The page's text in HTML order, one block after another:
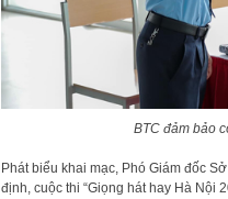
BTC đảm bảo
Phát biểu khai mạc, Phó Giám đốc
định, cuộc thi “Giọng hát hay Hà Nội